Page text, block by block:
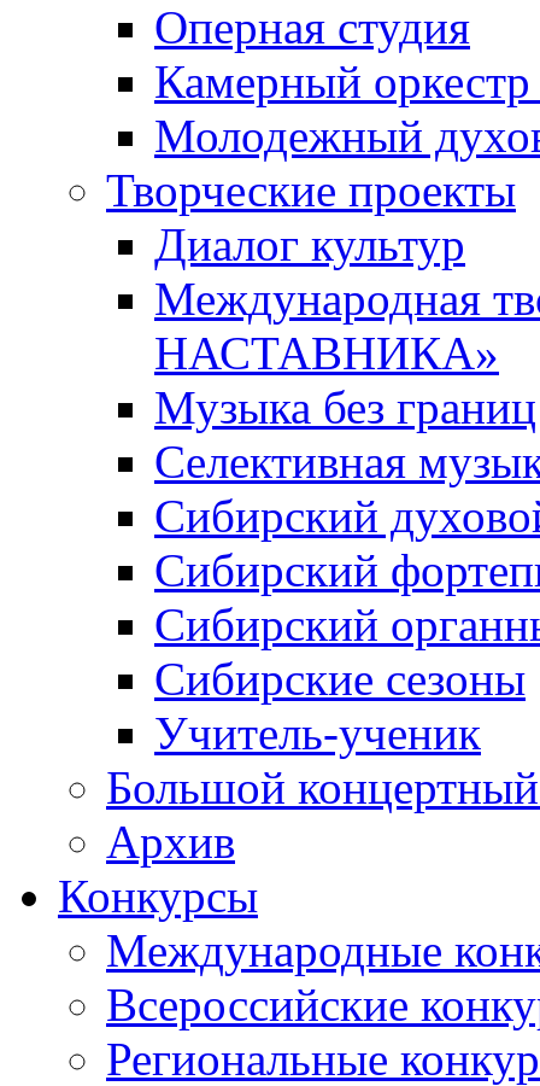
Оперная студия
Камерный оркестр
Молодежный
Творческие проекты
Диалог культур
Международная
НАСТАВНИКА»
Музыка без границ
Селективная
Сибирский
Сибирский
Сибирский
Сибирские сезоны
Учитель-ученик
Большой концертный
Архив
Конкурсы
Международные
Всероссийские
Региональные